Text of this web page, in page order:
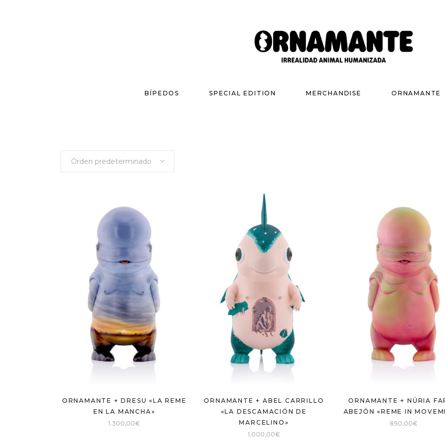
BÍPEDOS SPECIAL EDITION MERCHANDISE ORNAMANTE
Orden predeterminado
ORNAMANTE + DRESU «LA REME
EN LA MANCHA»
1.300,00€
ORNAMANTE + ABEL CARRILLO
«LA DESCAMACIÓN DE
MARCELINO»
1.000,00€
ORNAMANTE + NÚRIA
ABEJÓN «REME IN
890,00€